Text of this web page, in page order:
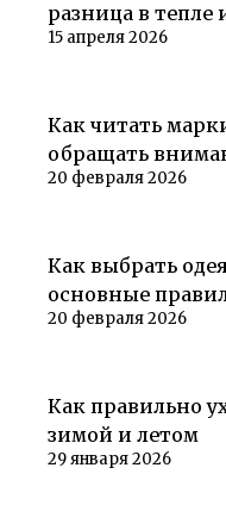
15 апреля 2026
разница в тепле
Советы покупателям
20 февраля 2026
Как читать
обращать
Советы покупателям
20 февраля 2026
Как выбрать
основные
Советы покупателям
29 января 2026
Как правильно
зимой и летом